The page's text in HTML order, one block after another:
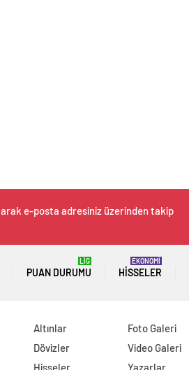
e-posta adresiniz üzerinden takip
PUAN DURUMU
LİG
HISSELER
EKONOMİ
Altınlar
Dövizler
Hisseler
Foto Galeri
Video Galeri
Yazarlar